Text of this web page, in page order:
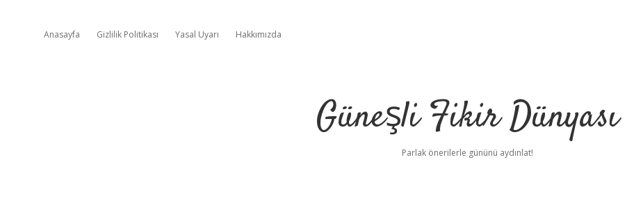
Anasayfa Gizlilik Politikası Yasal Uyarı Hakkımızda
Güneşli Fikir Dünyası
Parlak önerilerle gününü aydınlat!